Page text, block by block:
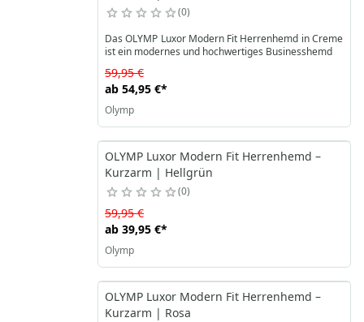
0
Das OLYMP Luxor Modern Fit Herrenhemd in Creme
ist ein modernes und hochwertiges Businesshemd
ab 54,95 €*
59,95 €
Olymp
OLYMP Luxor Modern Fit Herrenhemd –
Kurzarm | Hellgrün
0
ab 39,95 €*
59,95 €
Olymp
OLYMP Luxor Modern Fit Herrenhemd –
Kurzarm | Rosa